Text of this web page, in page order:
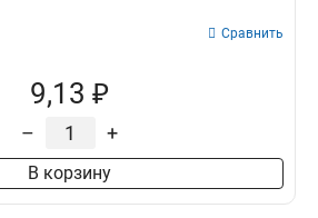
Сравнить
9,13 ₽
– +
В корзину